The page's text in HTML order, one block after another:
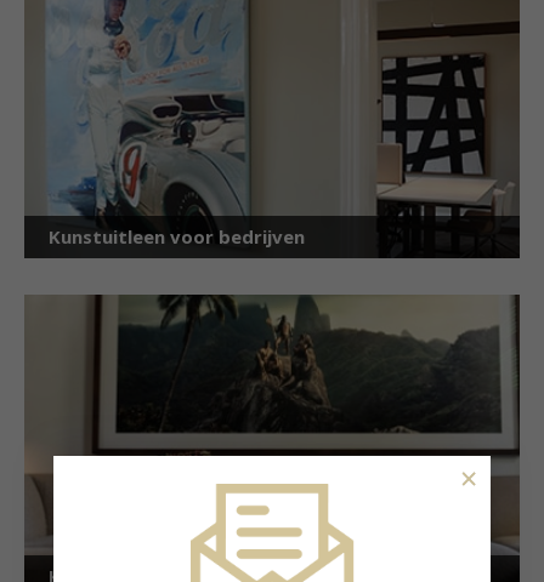
Kunstuitleen voor bedrijven
Kunstuitleen voor particulieren
×